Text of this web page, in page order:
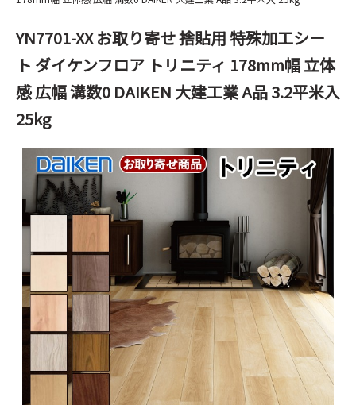
YN7701-XX お取り寄せ 捨貼用 特殊加工シー
ト ダイケンフロア トリニティ 178mm幅 立体
感 広幅 溝数0 DAIKEN 大建工業 A品 3.2平米入
25kg